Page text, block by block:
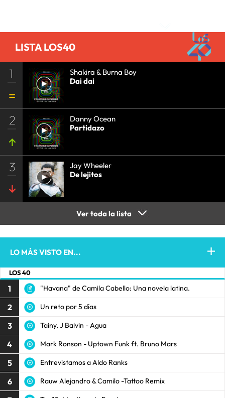
LISTA LOS40
1
Shakira & Burna Boy
Dai dai
2
Danny Ocean
Partidazo
3
Jay Wheeler
De lejitos
Ver toda la lista
LO MÁS VISTO EN...
LOS 40
1 "Havana" de Camila Cabello: Una novela latina.
2 Un reto por 5 días
3 Tainy, J Balvin - Agua
4 Mark Ronson - Uptown Funk ft. Bruno Mars
5 Entrevistamos a Aldo Ranks
6 Rauw Alejandro & Camilo -Tattoo Remix